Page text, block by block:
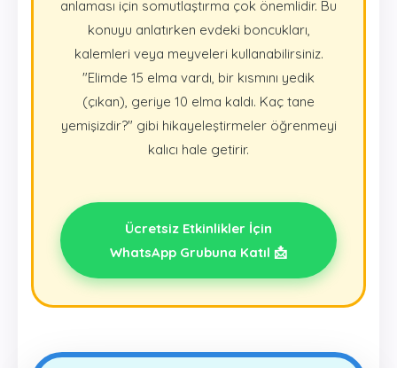
anlaması için somutlaştırma çok önemlidir. Bu
konuyu anlatırken evdeki boncukları,
kalemleri veya meyveleri kullanabilirsiniz.
"Elimde 15 elma vardı, bir kısmını yedik
(çıkan), geriye 10 elma kaldı. Kaç tane
yemişizdir?" gibi hikayeleştirmeler öğrenmeyi
kalıcı hale getirir.
Ücretsiz Etkinlikler İçin
WhatsApp Grubuna Katıl 📩